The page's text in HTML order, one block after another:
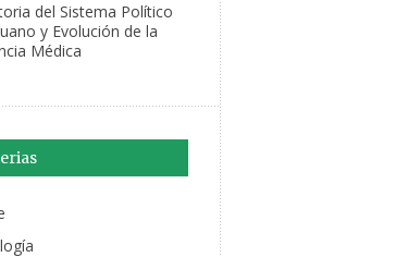
del Sistema Político
y Evolución de la
Médica